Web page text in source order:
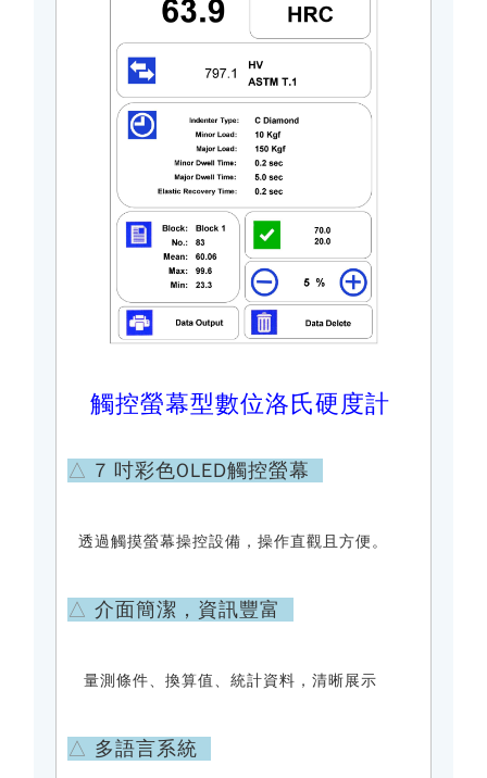
觸控螢幕型數位洛氏硬度計
△ 7 吋彩色OLED觸控螢幕
透過觸摸螢幕操控設備，操作直觀且方便。
△介面簡潔，資訊豐富
量測條件、換算值、統計資料，清晰展示
△ 多語言系統